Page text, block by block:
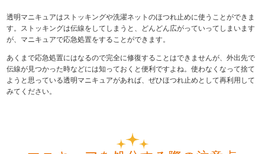
透明マニキュアはストッキングや洗濯ネットのほつれ止めに使うことができま
す。ストッキングは伝線をしてしまうと、どんどん広がっていってしまいます
が、マニキュアで応急処置をすることができます。
あくまで応急処置にはなるので完全に修復することはできませんが、外出先で
伝線が見つかった時などには知っておくと便利ですよね。使わなくなって捨て
ようと思っている透明マニキュアがあれば、ぜひほつれ止めとして再利用して
みてください。